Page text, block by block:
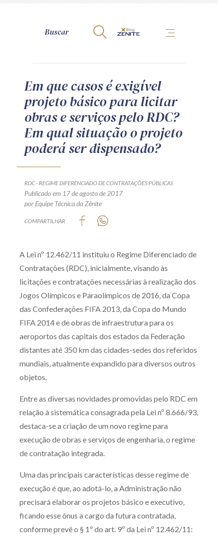
A Zênite
Como publicar conosco
Site da Zênite
Contato
Termos de uso
Guia de Direitos dos Titulares de Dados
Encarregado (contato)
Zênite Fácil IA
Zênite Play
Orientação por Escrito
Mentoria Zênite
Capacitação
Zênite Online
Av. Sete de Setembro, 4698
Batel Curitiba/PR CEP80240-000
Telefone (41) 2109-8666
Em que casos é exigível
projeto básico para licitar
obras e serviços pelo RDC?
Em qual situação o projeto
poderá ser dispensado?
RDC - REGIME DIFERENCIADO DE CONTRATAÇÕES PÚBLICAS
Publicado em 17 de agosto de 2017
por Equipe Técnica da Zênite
COMPARTILHAR
A Lei nº 12.462/11 instituiu o Regime Diferenciado de
Contratações (RDC), inicialmente, visando às
licitações e contratações necessárias à realização dos
Jogos Olímpicos e Paraolímpicos de 2016, da Copa
das Confederações FIFA 2013, da Copa do Mundo
FIFA 2014 e de obras de infraestrutura para os
aeroportos das capitais dos estados da Federação
distantes até 350 km das cidades-sedes dos referidos
mundiais, atualmente expandido para diversos outros
objetos.
Entre as diversas novidades promovidas pelo RDC em
relação à sistemática consagrada pela Lei nº 8.666/93,
destaca-se a criação de um novo regime para
execução de obras e serviços de engenharia, o regime
de contratação integrada.
Uma das principais características desse regime de
execução é que, ao adotá-lo, a Administração não
precisará elaborar os projetos básico e executivo,
ficando esse ônus a cargo da futura contratada,
conforme prevê o § 1º do art. 9º da Lei nº 12.462/11: